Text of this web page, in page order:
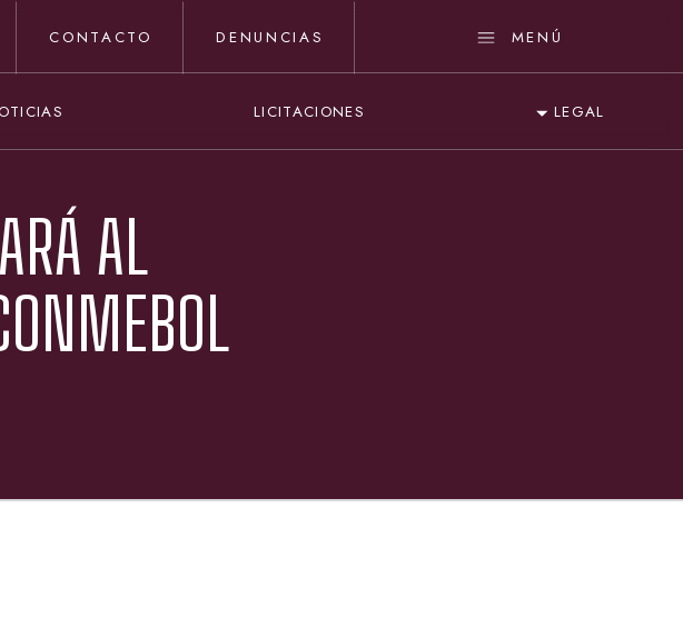
CONTACTO DENUNCIAS MENÚ
LICITACIONES LEGAL
AL